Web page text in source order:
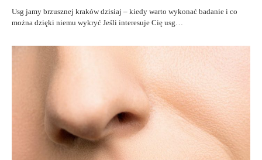
Usg jamy brzusznej kraków dzisiaj – kiedy warto wykonać badanie i co
można dzięki niemu wykryć Jeśli interesuje Cię usg…